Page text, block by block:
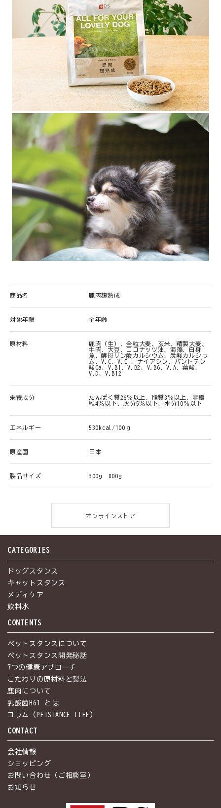
商品名 鹿肉麹熟成
対象年齢 全年齢
原材料
鹿肉（生）、全粒大麦、玄米、精製大麦、
牛肉、大豆、ココナッツ油、海藻、白身
魚、酵母リン酸カルシウム、炭酸カルシウ
ム、V.C、V.E 、ナイアシン、パントテン
酸Ca、V.B1、V.B2、V.B6、V.A、葉酸、
V.D、V.B12
栄養成分
たんぱく質26％以上、脂質8％以上、粗繊
維4％以下、灰分5％以下、水分10％以下
エネルギー 530kcal/100ｇ
原産国 日本
製品サイズ 300g 800g
オンラインストア
CATEGORIES
ドッグスタンス
キャットスタンス
メディケア
飲料水
CONTENTS
ペットスタンスについて
ペットスタンス開発秘話
7つの健康アプローチ
こだわりの原材料と製法
鹿肉について
乳酸菌H61 とは
コラム（PETSTANCE LIFE）
CONTACT
会社情報
ショッピング
お問い合わせ（ご相談室）
お知らせ